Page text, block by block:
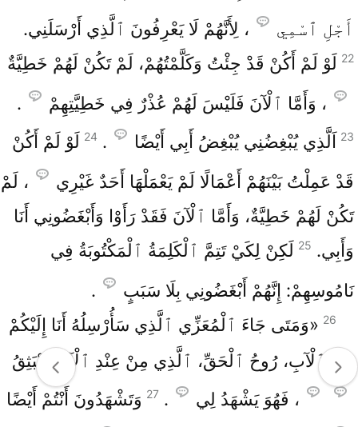
أَجْلِ ٱسْمِي
، لِأَنَّهُمْ لَا يَعْرِفُونَ ٱلَّذِي أَرْسَلَنِي.
22 لَوْ لَمْ أَكُنْ قَدْ جِئْتُ وَكَلَّمْتُهُمْ، لَمْ تَكُنْ لَهُمْ خَطِيَّةٌ
، وَأَمَّا ٱلْآنَ فَلَيْسَ لَهُمْ عُذْرٌ فِي خَطِيَّتِهِمْ
.
23 اَلَّذِي يُبْغِضُنِي يُبْغِضُ أَبِي أَيْضًا .
24 لَوْ لَمْ أَكُنْ
قَدْ عَمِلْتُ بَيْنَهُمْ أَعْمَالًا لَمْ يَعْمَلْهَا أَحَدٌ غَيْرِي
، لَمْ
تَكُنْ لَهُمْ خَطِيَّةٌ، وَأَمَّا ٱلْآنَ فَقَدْ رَأَوْا وَأَبْغَضُونِي أَنَا
وَأَبِي. 25 لَكِنْ لِكَيْ تَتِمَّ ٱلْكَلِمَةُ ٱلْمَكْتُوبَةُ فِي
نَامُوسِهِمْ: إِنَّهُمْ أَبْغَضُونِي بِلَا سَبَبٍ
.
26 «وَمَتَى جَاءَ ٱلْمُعَزِّي ٱلَّذِي سَأُرْسِلُهُ أَنَا إِلَيْكُمْ
مِنَ ٱلْآبِ، رُوحُ ٱلْحَقِّ، ٱلَّذِي مِنْ عِنْدِ ٱلْآبِ يَنْبَثِقُ
، فَهُوَ يَشْهَدُ لِي
.
27 وَتَشْهَدُونَ أَنْتُمْ أَيْضًا